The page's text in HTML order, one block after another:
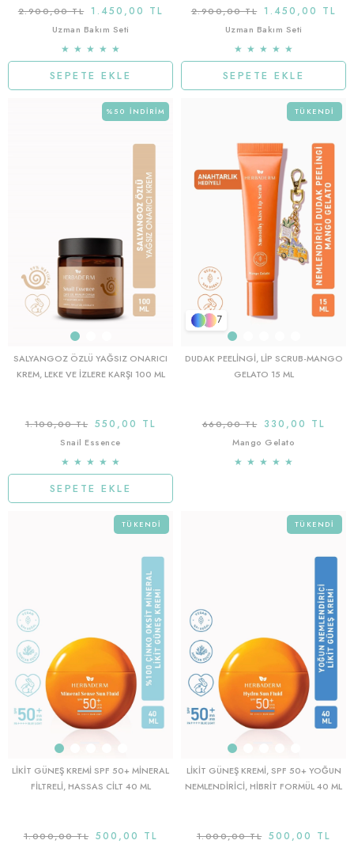
1.450,00 TL
2.900,00 TL
Uzman Bakım Seti
★ ★ ★ ★ ★
SEPETE EKLE
1.450,00 TL
2.900,00 TL
Uzman Bakım Seti
★ ★ ★ ★ ★
SEPETE EKLE
SALYANGOZ ÖZLÜ YAĞSIZ ONARICI
KREM, LEKE VE İZLERE KARŞI 100 ML
550,00 TL
1.100,00 TL
Snail Essence
★ ★ ★ ★ ★
SEPETE EKLE
%50 İNDIRIM
7
DUDAK PEELINGI, LIP SCRUB-MANGO
GELATO 15 ML
330,00 TL
660,00 TL
Mango Gelato
★ ★ ★ ★ ★
TÜKENDI
LIKIT GÜNEŞ KREMI SPF 50+ MINERAL
FILTRELI, HASSAS CILT 40 ML
500,00 TL
1.000,00 TL
TÜKENDI
LIKIT GÜNEŞ KREMI, SPF 50+ YOĞUN
NEMLENDIRICI, HIBRIT FORMÜL 40 ML
500,00 TL
1.000,00 TL
TÜKENDI